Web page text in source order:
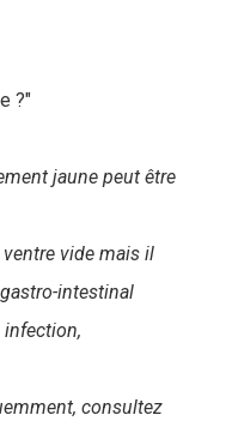
?"
jaune peut être
vide mais il
intestinal
infection,
consultez